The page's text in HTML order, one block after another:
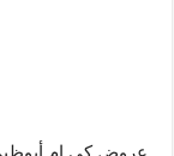
عروض كي إم أبوظبي اليوم